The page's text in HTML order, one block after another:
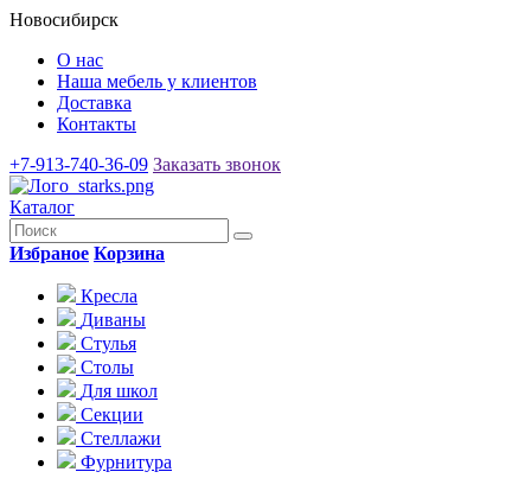
Новосибирск
О нас
Наша мебель у клиентов
Доставка
Контакты
+7-913-740-36-09 Заказать звонок
Каталог
Избраное Корзина
Кресла
Диваны
Стулья
Столы
Для школ
Секции
Стеллажи
Фурнитура